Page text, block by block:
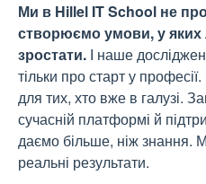
Ми в Hillel IT School не
створюємо умови, у
зростати. І наше
тільки про старт у
для тих, хто вже в галузі.
сучасній платформі й
даємо більше, ніж знання.
реальні результати.